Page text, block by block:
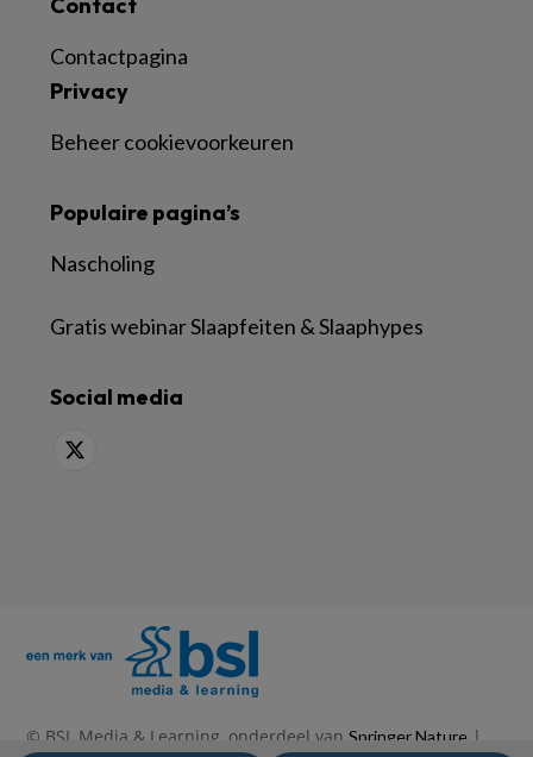
Contactpagina
Privacy
Beheer cookievoorkeuren
Populaire pagina’s
Nascholing
Gratis webinar Slaapfeiten & Slaaphypes
Social media
© BSL Media & Learning, onderdeel van Springer Nature |